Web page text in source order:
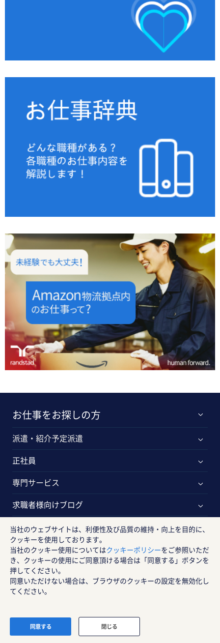
お仕事をお探しの方
派遣・紹介予定派遣
正社員
専門サービス
求職者様向けブログ
求職者様向けQ＆A
企業のご担当の方
サービスラインナップ
人事・HR関連サービス
法人様向けお役立ち情報
当社のウェブサイトは、利便性及び品質の維持・向上を目的に、
クッキーを使用しております。
当社のクッキー使用についてはクッキーポリシーをご参照いただ
き、クッキーの使用にご同意頂ける場合は「同意する」ボタンを
押してください。
同意いただけない場合は、ブラウザのクッキーの設定を無効化し
てください。
同意する 閉じる